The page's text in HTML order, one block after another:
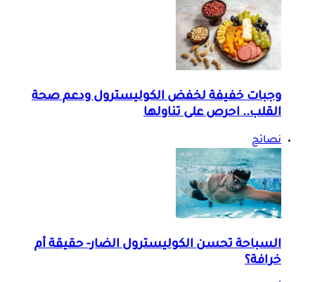
وجبات خفيفة لخفض الكوليسترول ودعم صحة
القلب.. احرص على تناولها
نصائح
السباحة تحسن الكوليسترول الضار- حقيقة أم
خرافة؟